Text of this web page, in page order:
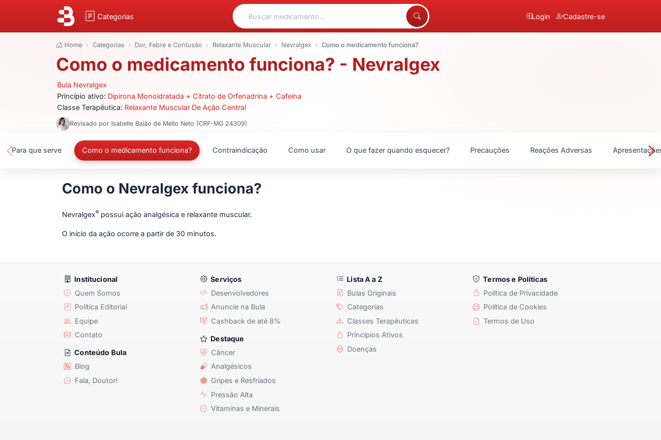
Categorias Login Cadastre-se
Home Categorias Dor, Febre e Contusão Relaxante Muscular Nevralgex Como o medicamento funciona?
Como o medicamento funciona? - Nevralgex
Bula Nevralgex
Princípio ativo: Dipirona Monoidratada + Citrato de Orfenadrina + Cafeína
Classe Terapêutica: Relaxante Muscular De Ação Central
Revisado por Isabelle Baião de Mello Neto (CRF-MG 24309)
Para que serve Como o medicamento funciona? Contraindicação Como usar O que fazer quando esquecer? Precauções Reações Adversas
Como o Nevralgex funciona?
Nevralgex® possui ação analgésica e relaxante muscular.
O início da ação ocorre a partir de 30 minutos.
Institucional
Quem Somos
Política Editorial
Equipe
Contato
Conteúdo Bula
Blog
Fala, Doutor!
Serviços
Desenvolvedores
Anuncie na Bula
Cashback de até 8%
Destaque
Câncer
Analgésicos
Gripes e Resfriados
Pressão Alta
Vitaminas e Minerais
Lista A a Z
Bulas Originais
Categorias
Classes Terapêuticas
Princípios Ativos
Doenças
Termos e Políticas
Política de Privacidade
Política de Cookies
Termos de Uso